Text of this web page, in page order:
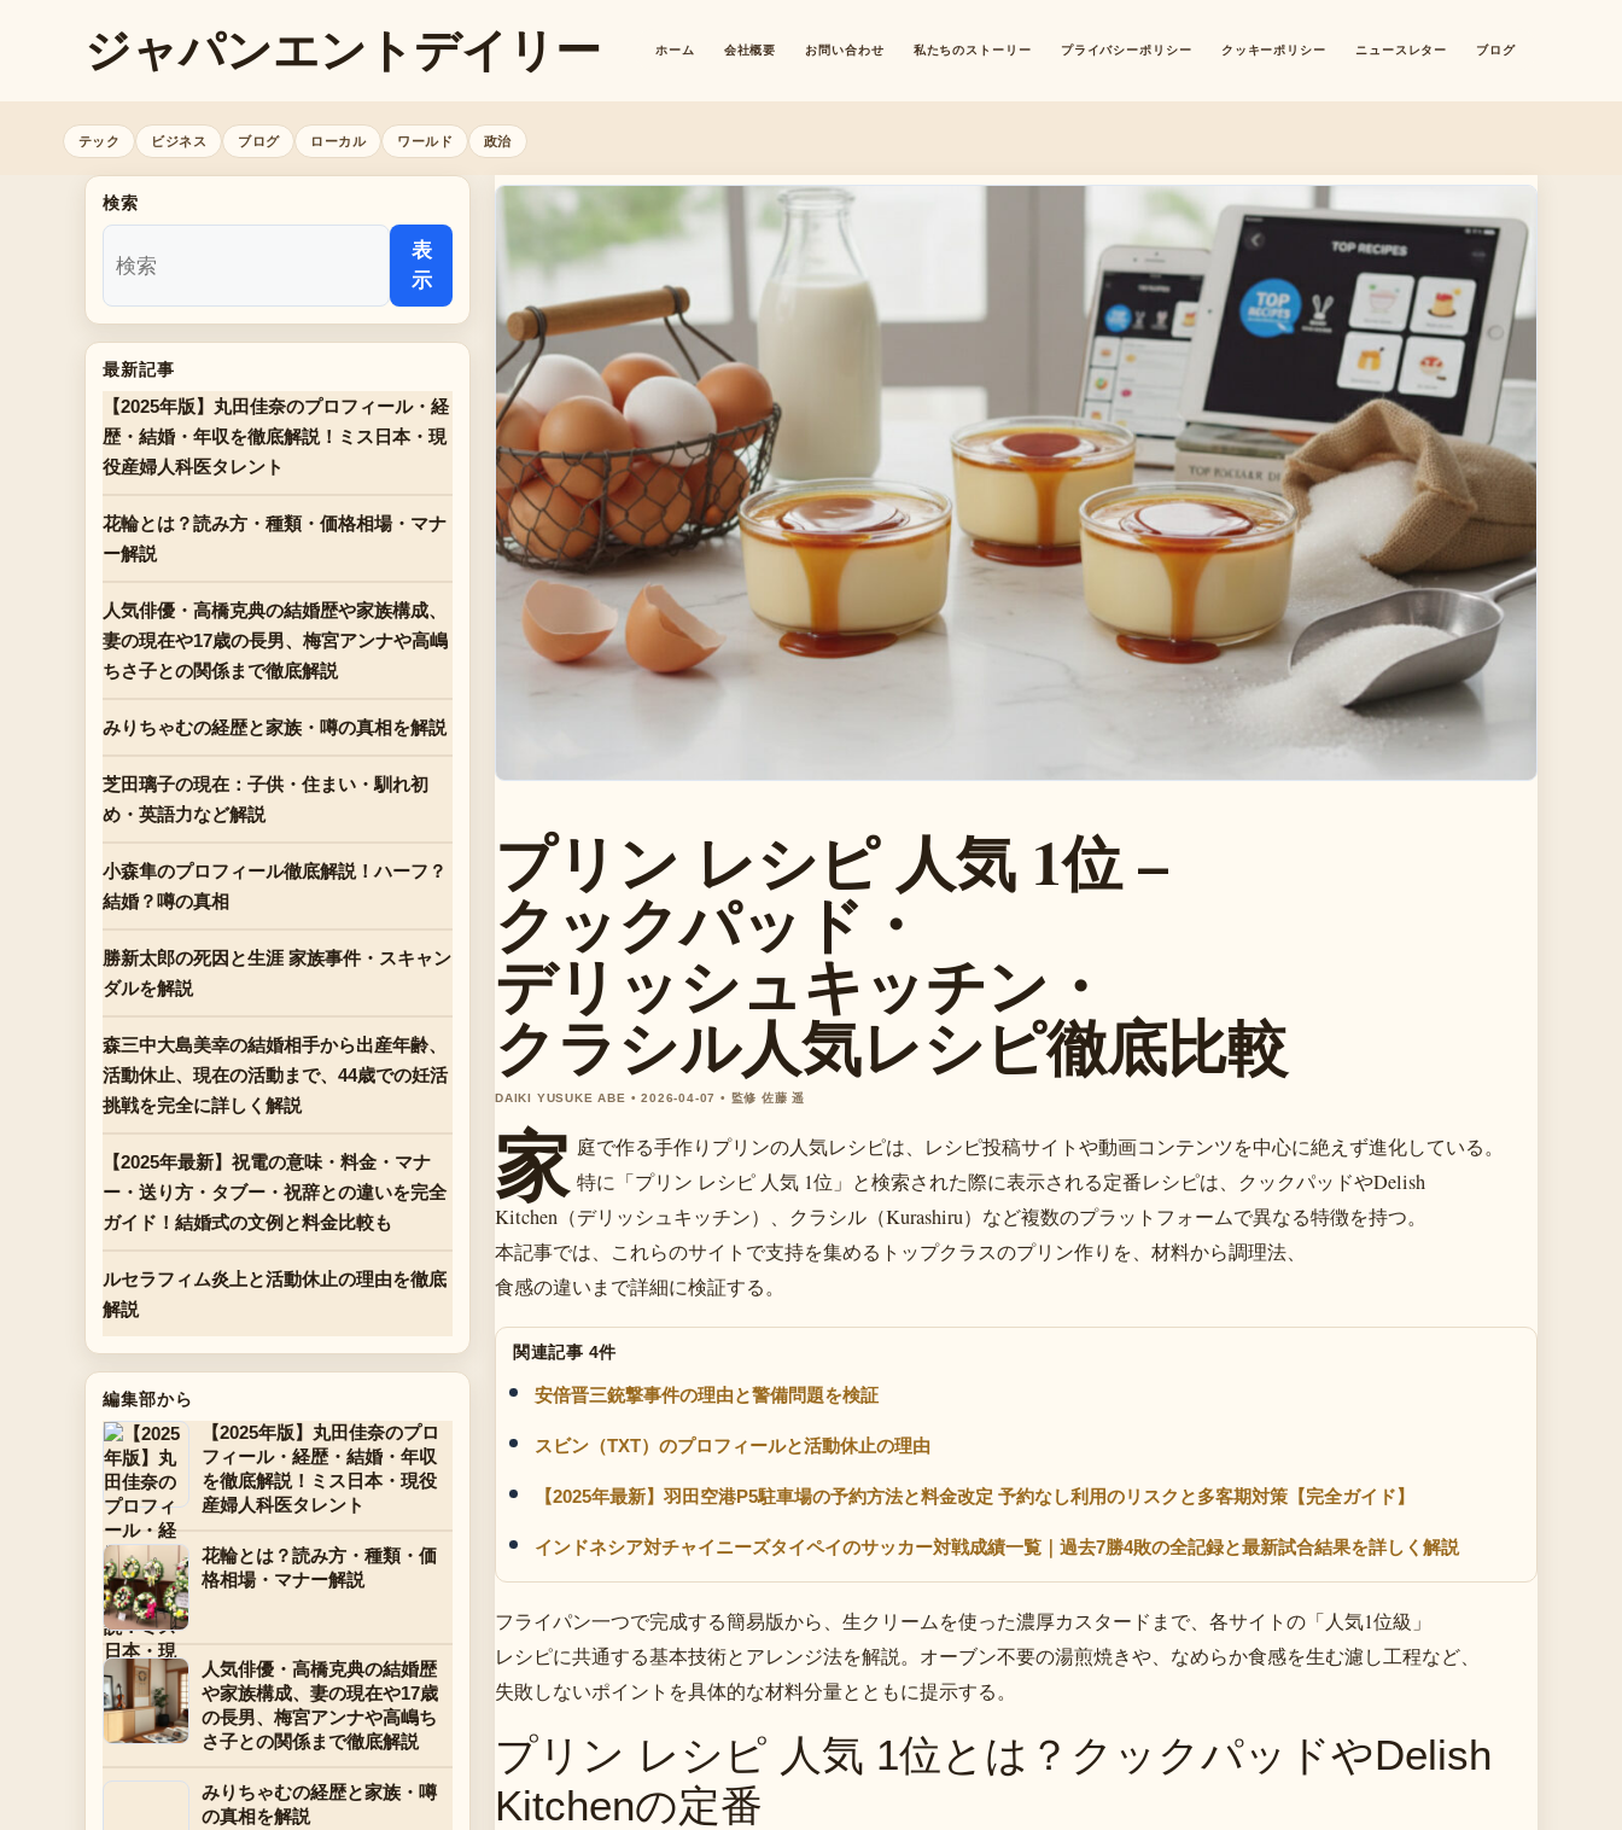
ジャパンエントデイリー ホーム 会社概要 お問い合わせ 私たちのストーリー プライバシーポリシー クッキーポリシー ニュースレター ブログ
テック ビジネス ブログ ローカル ワールド 政治
プリン レシピ 人気 1位 –
クックパッド・
デリッシュキッチン・
クラシル人気レシピ徹底比較
DAIKI YUSUKE ABE • 2026-04-07 • 監修 佐藤 遥
家 庭で作る手作りプリンの人気レシピは、レシピ投稿サイトや動画コンテンツを中心に絶えず進化している。
特に「プリン レシピ 人気 1位」と検索された際に表示される定番レシピは、クックパッドやDelish
Kitchen（デリッシュキッチン）、クラシル（Kurashiru）など複数のプラットフォームで異なる特徴を持つ。
本記事では、これらのサイトで支持を集めるトップクラスのプリン作りを、材料から調理法、
食感の違いまで詳細に検証する。
関連記事 4件
安倍晋三銃撃事件の理由と警備問題を検証
スビン（TXT）のプロフィールと活動休止の理由
【2025年最新】羽田空港P5駐車場の予約方法と料金改定 予約なし利用のリスクと多客期対策【完全ガイド】
インドネシア対チャイニーズタイペイのサッカー対戦成績一覧｜過去7勝4敗の全記録と最新試合結果を詳しく解説
フライパン一つで完成する簡易版から、生クリームを使った濃厚カスタードまで、各サイトの「人気1位級」
レシピに共通する基本技術とアレンジ法を解説。オーブン不要の湯煎焼きや、なめらか食感を生む濾し工程など、
失敗しないポイントを具体的な材料分量とともに提示する。
プリン レシピ 人気 1位とは？クックパッドやDelish
Kitchenの定番
検索
表
示
最新記事
【2025年版】丸田佳奈のプロフィール・経
歴・結婚・年収を徹底解説！ミス日本・現
役産婦人科医タレント
花輪とは？読み方・種類・価格相場・マナ
ー解説
人気俳優・高橋克典の結婚歴や家族構成、
妻の現在や17歳の長男、梅宮アンナや高嶋
ちさ子との関係まで徹底解説
みりちゃむの経歴と家族・噂の真相を解説
芝田璃子の現在：子供・住まい・馴れ初
め・英語力など解説
小森隼のプロフィール徹底解説！ハーフ？
結婚？噂の真相
勝新太郎の死因と生涯 家族事件・スキャン
ダルを解説
森三中大島美幸の結婚相手から出産年齢、
活動休止、現在の活動まで、44歳での妊活
挑戦を完全に詳しく解説
【2025年最新】祝電の意味・料金・マナ
ー・送り方・タブー・祝辞との違いを完全
ガイド！結婚式の文例と料金比較も
ルセラフィム炎上と活動休止の理由を徹底
解説
編集部から
【2025年版】丸田佳奈のプロ
フィール・経歴・結婚・年収
を徹底解説！ミス日本・現役
産婦人科医タレント
花輪とは？読み方・種類・価
格相場・マナー解説
人気俳優・高橋克典の結婚歴
や家族構成、妻の現在や17歳
の長男、梅宮アンナや高嶋ち
さ子との関係まで徹底解説
みりちゃむの経歴と家族・噂
の真相を解説